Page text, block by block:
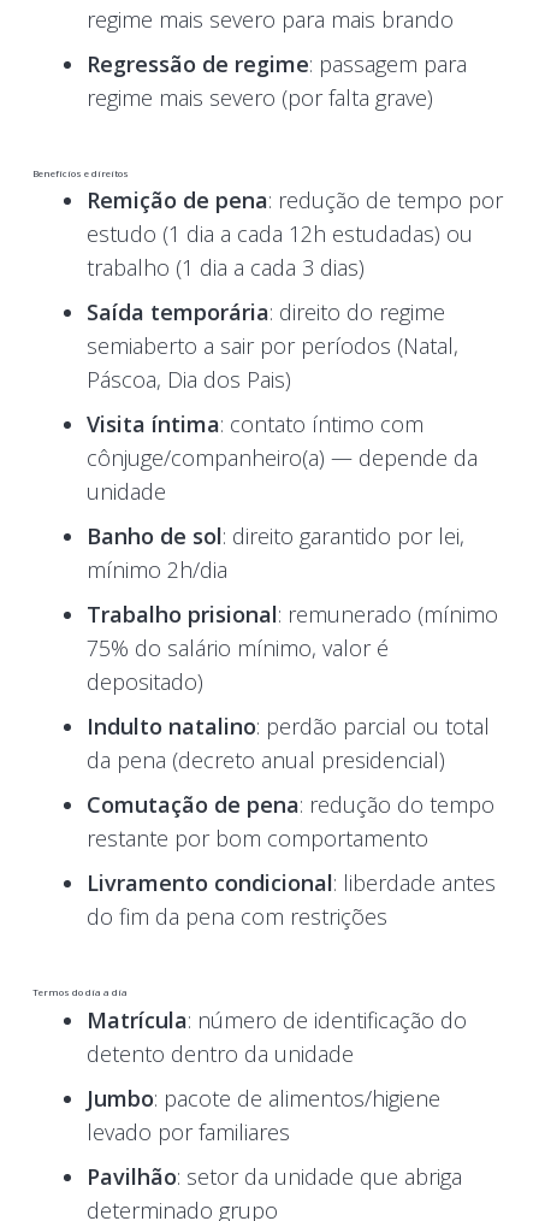
regime mais severo para mais brando
Regressão de regime: passagem para
regime mais severo (por falta grave)
Benefícios e direitos
Remição de pena: redução de tempo por
estudo (1 dia a cada 12h estudadas) ou
trabalho (1 dia a cada 3 dias)
Saída temporária: direito do regime
semiaberto a sair por períodos (Natal,
Páscoa, Dia dos Pais)
Visita íntima: contato íntimo com
cônjuge/companheiro(a) — depende da
unidade
Banho de sol: direito garantido por lei,
mínimo 2h/dia
Trabalho prisional: remunerado (mínimo
75% do salário mínimo, valor é
depositado)
Indulto natalino: perdão parcial ou total
da pena (decreto anual presidencial)
Comutação de pena: redução do tempo
restante por bom comportamento
Livramento condicional: liberdade antes
do fim da pena com restrições
Termos do dia a dia
Matrícula: número de identificação do
detento dentro da unidade
Jumbo: pacote de alimentos/higiene
levado por familiares
Pavilhão: setor da unidade que abriga
determinado grupo